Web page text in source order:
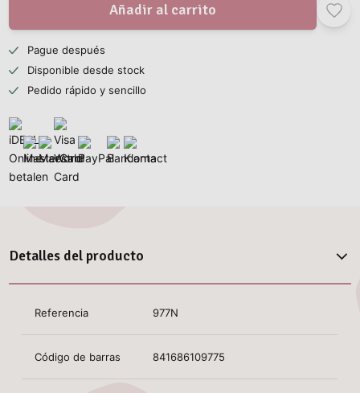
Añadir al carrito
Pague después
Disponible desde stock
Pedido rápido y sencillo
Detalles del producto
Referencia 977N
Código de barras 841686109775